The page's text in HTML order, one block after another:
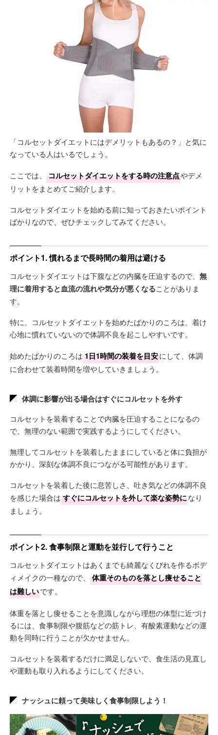
「コルセットダイエットにはデメリットもあるの？」と気に
なっている人はいるでしょう。
ここでは、 コルセットダイエットをする時の注意点やデメ
リットをまとめてご紹介します。
コルセットダイエットを始める前に知っておきたいポイント
ばかりなので、ぜひチェックしてみてください。
ポイント1. 慣れるまで長時間の着用は避ける
コルセットダイエットは下腹などの内臓を圧迫するので、 無
理に着用すると血流の流れや気分が悪くなることがありま
す。
特に、コルセットダイエットを始めたばかりのころは、着け
心地に慣れていないので体調不良を起こしやすいです。
始めたばかりのころは 1日1時間の装着を目安にして、体調
に合わせて装着時間を増やしていきましょう。
体調に影響が出る場合はすぐにコルセットを外す
コルセットを装着することで内臓を圧迫することになるの
で、無理のない範囲で実践するようにしてください。
無理してコルセットを装着したままにしていると体に負担が
かかり、深刻な体調不良につながる可能性があります。
コルセットを装着した後に息苦しさ、吐き気などの体調不良
を感じた場合は すぐにコルセットを外して楽な姿勢になり
ましょう。
ポイント2. 食事制限と運動を並行して行うこと
コルセットダイエットはあくまでも綺麗なくびれを作るボデ
ィメイクの一種なので、
体重そのものを落とし痩せること
は難しいです。
体重を落とし痩せることを意識しながら理想の体型に近づけ
るには、食事制限や腹筋などの筋トレ、有酸素運動などの運
動を同時に行うことが欠かせません。
コルセットを装着するだけに満足しないで、食生活の見直し
や運動も取り入れるようにしてください。
ナッシュに頼って美味しく食事制限しよう！